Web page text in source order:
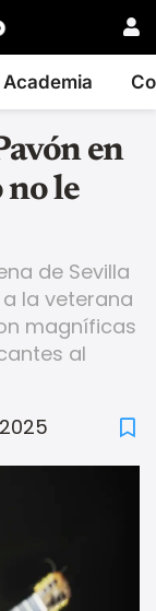
Academia
en
no le
de Sevilla
la veterana
magníficas
al